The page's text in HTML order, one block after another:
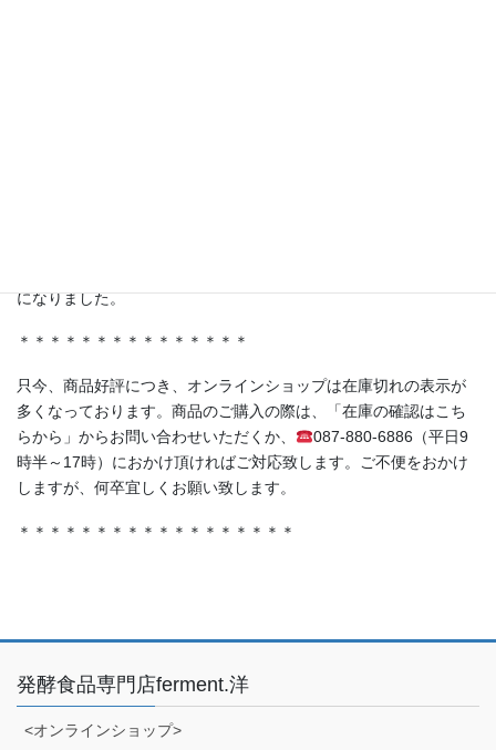
になりました。
＊＊＊＊＊＊＊＊＊＊＊＊＊＊＊
只今、商品好評につき、オンラインショップは在庫切れの表示が
多くなっております。商品のご購入の際は、「在庫の確認はこち
らから」からお問い合わせいただくか、
087-880-6886（平日9
時半～17時）におかけ頂ければご対応致します。ご不便をおかけ
しますが、何卒宜しくお願い致します。
＊＊＊＊＊＊＊＊＊＊＊＊＊＊＊＊＊＊
発酵食品専門店ferment.洋
<オンラインショップ>